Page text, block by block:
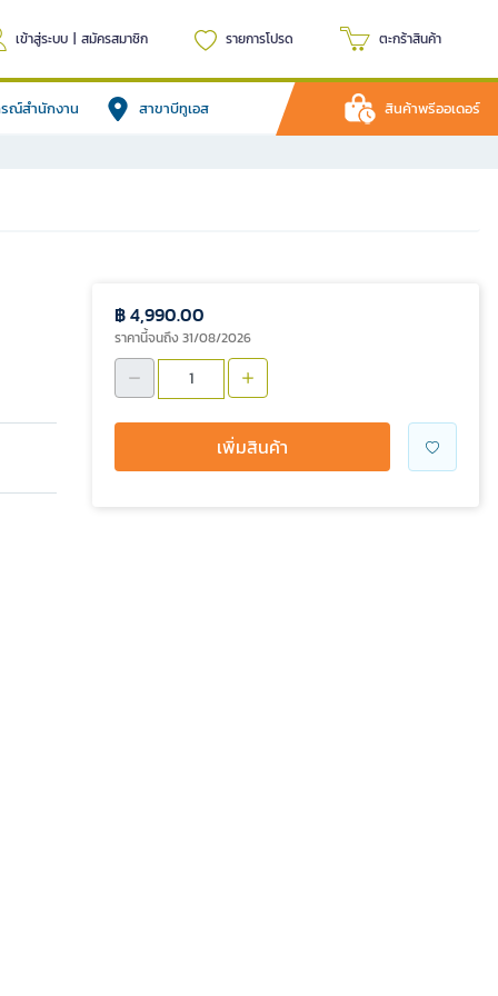
เข้าสู่ระบบ | สมัครสมาชิก รายการโปรด ตะกร้าสินค้า
รณ์สำนักงาน สาขาบีทูเอส สินค้าพรีออเดอร์
฿ 4,990.00
ราคานี้จนถึง 31/08/2026
เพิ่มสินค้า